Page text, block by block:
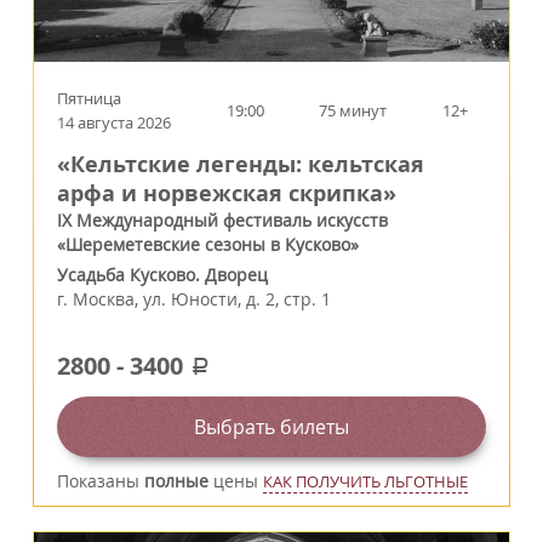
Пятница
14 августа 2026
19:00 75 минут 12+
«Кельтские легенды: кельтская
арфа и норвежская скрипка»
IX Международный фестиваль искусств
«Шереметевские сезоны в Кусково»
Усадьба Кусково. Дворец
г. Москва, ул. Юности, д. 2, стр. 1
2800-3400 a
Выбрать билеты
Показаны полные цены КАК ПОЛУЧИТЬ ЛЬГОТНЫЕ